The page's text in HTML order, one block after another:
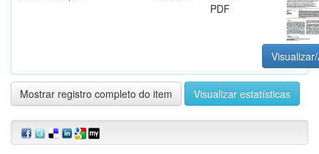
PDF
Mostrar registro completo do item Visualizar estatísticas